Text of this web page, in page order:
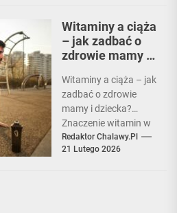
Witaminy a ciąża
– jak zadbać o
zdrowie mamy i
Witaminy a ciąża – jak
zadbać o zdrowie
mamy i dziecka?
Znaczenie witamin w
czasie ciąży W czasie
ciąży szczególnie...
Redaktor Chalawy.pl
21 Lutego 2026